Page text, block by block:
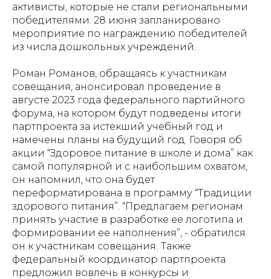
активисты, которые не стали региональными
победителями. 28 июня запланировано
мероприятие по награждению победителей
из числа дошкольных учреждений.
Роман Романов, обращаясь к участникам
совещания, анонсировал проведение в
августе 2023 года федерального партийного
форума, на котором будут подведены итоги
партпроекта за истекший учебный год и
намечены планы на будущий год. Говоря об
акции “Здоровое питание в школе и дома” как
самой популярной и с наибольшим охватом,
он напомнил, что она будет
переформатирована в программу “Традиции
здорового питания”. “Предлагаем регионам
принять участие в разработке ее логотипа и
формировании ее наполнения”, - обратился
он к участникам совещания. Также
федеральный координатор партпроекта
предложил вовлечь в конкурсы и